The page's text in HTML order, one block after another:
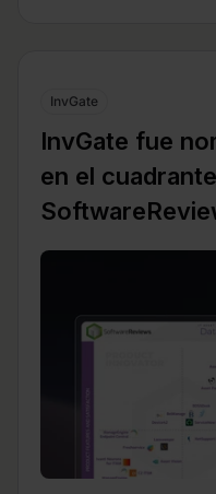
InvGate
InvGate fue
en el